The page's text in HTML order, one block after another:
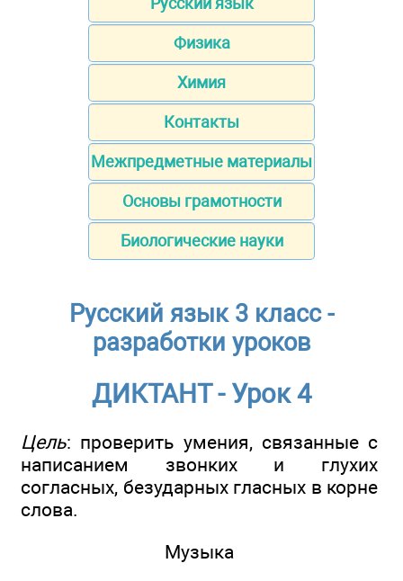
Физика
Химия
Контакты
Межпредметные материалы
Основы грамотности
Биологические науки
Русский язык 3 класс -
разработки уроков
ДИКТАНТ - Урок 4
Цель: проверить умения, связанные с
написанием звонких и глухих
согласных, безударных гласных в корне
слова.
Музыка